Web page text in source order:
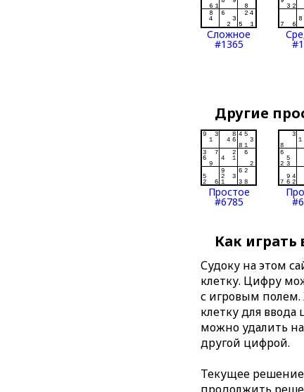
Сложное
#1365
Другие
Простое
#6785
Как играть
Судоку на этом
клетку. Цифру
с игровым
клетку для
можно удалить
другой цифрой.
Текущее решение